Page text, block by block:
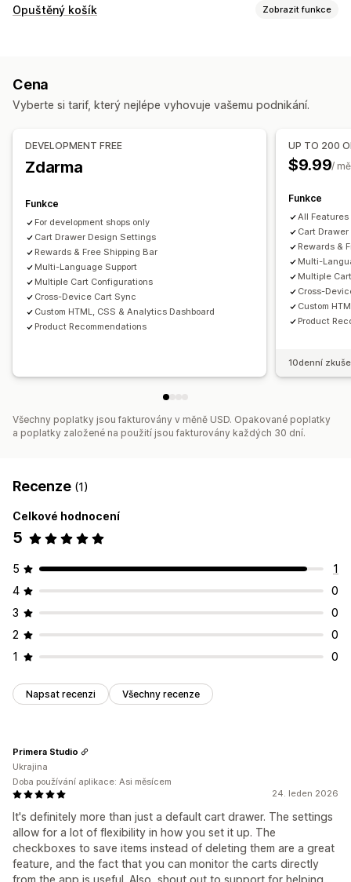
Zobrazení košíku
Plovoucí košík
Nástroje pro odpočet času Předběžná kalkulace dopravy
Upselling
Doporučené produkty
Vyšší slevy za vyšší nákupy
Dárky zdarma
Přizpůsobení pokladny
Vlastní poznámky Automatické slevy
Upselling jedním kliknutím
Sdílení košíku
Opuštěný košík Zobrazit funkce
Sledování konverzí
Cena
Vyberte si tarif, který nejlépe vyhovuje vašemu podnikání.
DEVELOPMENT FREE
Zdarma
Funkce
For development shops only
Cart Drawer Design Settings
Rewards & Free Shipping Bar
Multi-Language Support
Multiple Cart Configurations
Cross-Device Cart Sync
Custom HTML, CSS & Analytics Dashboard
Product Recommendations
UP TO 200
$9.99/
Funkce
All Features
Cart
Rewards &
Multi-
Multiple
Cross-
Custom
Product
10denní
Všechny poplatky jsou fakturovány v měně USD. Opakované poplatky
a poplatky založené na použití jsou fakturovány každých 30 dní.
Recenze (1)
Celkové hodnocení
5
5
1
4
0
3
0
2
0
1
0
Napsat recenzi Všechny recenze
24. leden 2026
It's definitely more than just a default cart drawer. The settings
allow for a lot of flexibility in how you set it up. The
checkboxes to save items instead of deleting them are a great
feature, and the fact that you can monitor the carts directly
Primera Studio
Ukrajina
Doba používání aplikace: Asi měsícem